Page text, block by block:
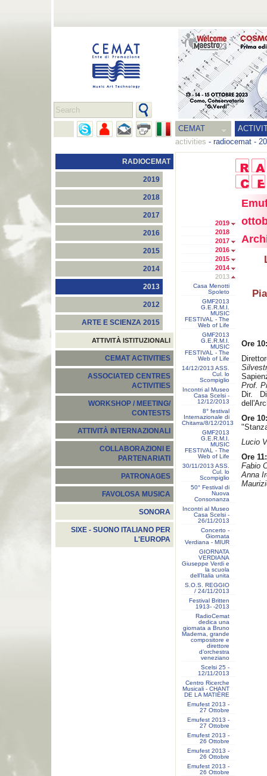
CEMAT
activities - radiocemat -
RADIOCEMAT
2019
2018
2017
2016
2015
2014
2013
2012
ARTE E SCIENZA 2015
ATTIVITÀ ISTITUZIONALI
CEMAT ACTIVITIES
ASSOCIATED CENTRES
ACTIVITIES
WORKSHOP / MEETING/
CONTESTS
ATTIVITÀ INTERNAZIONALI
COLLABORAZIONI E
PARTENARIATI
PATRONAGES
FAVOLOSA MUSICA
SONORA
SIXE - SUONO ITALIANO PER
L'EUROPA
2019
2018
2017
2016
2015
2014
2013
Casa Menotti
Spoleto
GMF2013
G.E.R.M.I.
MUSIC
FESTIVAL - The
Web of Life
GMF2013
G.E.R.M.I.
MUSIC
FESTIVAL - The
Web of Life
14/12/2013 ASS.
Cul. lo
Scompiglio
Incontri al Museo
Casa Scelsi -
12/12/2013
8° festival
Internazionale di
Chitarra/8/12/2013
GMF2013
G.E.R.M.I.
MUSIC
FESTIVAL - The
Web of Life
30/11/2013 ASS.
Cul. lo
Scompiglio
50° Festival di
Nuova
Consonanza
Incontri al Museo
Casa Scelsi -
26/11/2013
Concerto -
Giornata
Verdiana - MIUR
GIORNATA
VERDIANA
Giuseppe Verdi e
la scuola
dell’Italia unita
S.O.S. REGGIO
/ 24/11/2013
Festival Britten
1913- ‐2013
RadioCemat
dedica una
giornata a Bruno
Maderna, grande
compositore e
direttore
d’orchestra
veneziano
Scelsi 25 -
12/11/2013
Centro Ricerche
Musicali - CHANT
DE LA MATIÈRE
Emufest 2013 -
27 Ottobre
Emufest 2013 -
27 Ottobre
Emufest 2013 -
26 Ottobre
Emufest 2013 -
26 Ottobre
Emufest 2013 -
26 Ottobre
Ore
Prof.
Dir.
Ore
Lucio
Ore
Fabio
Anna